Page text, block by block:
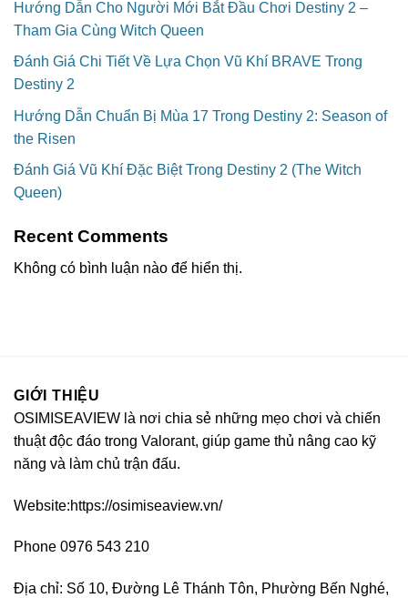
Hướng Dẫn Cho Người Mới Bắt Đầu Chơi Destiny 2 –
Tham Gia Cùng Witch Queen
Đánh Giá Chi Tiết Về Lựa Chọn Vũ Khí BRAVE Trong
Destiny 2
Hướng Dẫn Chuẩn Bị Mùa 17 Trong Destiny 2: Season of
the Risen
Đánh Giá Vũ Khí Đặc Biệt Trong Destiny 2 (The Witch
Queen)
Recent Comments
Không có bình luận nào để hiển thị.
GIỚI THIỆU
OSIMISEAVIEW là nơi chia sẻ những mẹo chơi và chiến
thuật độc đáo trong Valorant, giúp game thủ nâng cao kỹ
năng và làm chủ trận đấu.
Website:https://osimiseaview.vn/
Phone 0976 543 210
Địa chỉ: Số 10, Đường Lê Thánh Tôn, Phường Bến Nghé,